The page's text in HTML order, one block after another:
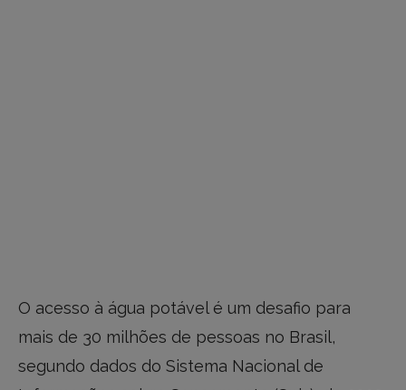
O acesso à água potável é um desafio para
mais de 30 milhões de pessoas no Brasil,
segundo dados do Sistema Nacional de